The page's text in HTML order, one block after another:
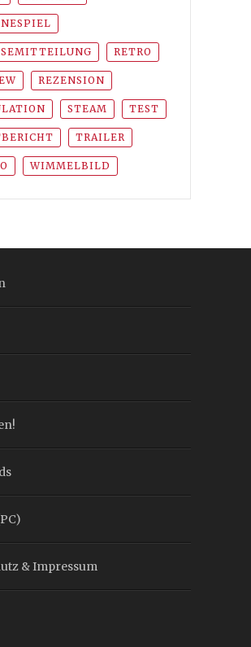
RETRO
REZENSION
STEAM TEST
TRAILER
WIMMELBILD
& Impressum